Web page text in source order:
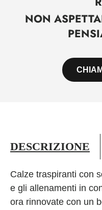
NON
DESCRIZIONE
Calze traspiranti con
e gli allenamenti in
ora rinnovate con un